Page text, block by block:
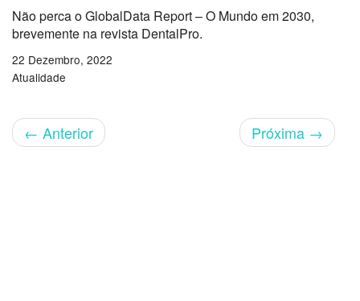
Não perca o GlobalData Report – O Mundo em 2030,
brevemente na revista DentalPro.
22 Dezembro, 2022
Atualidade
← Anterior Próxima →